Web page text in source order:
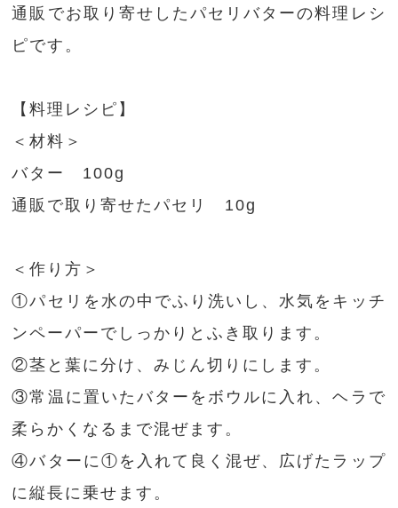
通販でお取り寄せしたパセリバターの料理レシ
ピです。
【料理レシピ】
＜材料＞
バター 100g
通販で取り寄せたパセリ 10g
＜作り方＞
①パセリを水の中でふり洗いし、水気をキッチ
ンペーパーでしっかりとふき取ります。
②茎と葉に分け、みじん切りにします。
③常温に置いたバターをボウルに入れ、ヘラで
柔らかくなるまで混ぜます。
④バターに①を入れて良く混ぜ、広げたラップ
に縦長に乗せます。